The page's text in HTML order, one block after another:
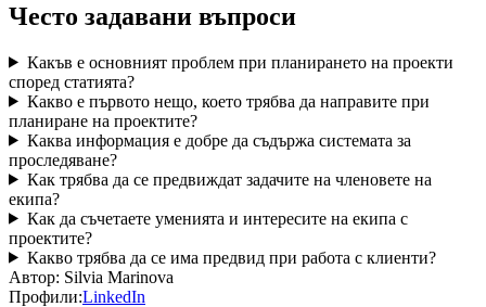
Често задавани въпроси
Какъв е основният проблем при планирането на проекти
според статията?
Какво е първото нещо, което трябва да направите при
планиране на проектите?
Каква информация е добре да съдържа системата за
проследяване?
Как трябва да се предвиждат задачите на членовете на
екипа?
Как да съчетаете уменията и интересите на екипа с
проектите?
Какво трябва да се има предвид при работа с клиенти?
Автор: Silvia Marinova
Профили:LinkedIn